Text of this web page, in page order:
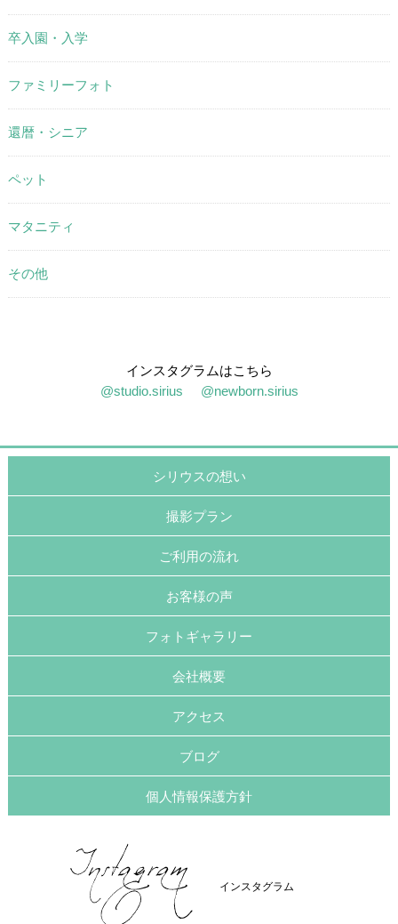
卒入園・入学
ファミリーフォト
還暦・シニア
ペット
マタニティ
その他
インスタグラムはこちら
@studio.sirius
@newborn.sirius
シリウスの想い
撮影プラン
ご利用の流れ
お客様の声
フォトギャラリー
会社概要
アクセス
ブログ
個人情報保護方針
インスタグラム